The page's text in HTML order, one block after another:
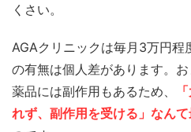
くさい。
AGAクリニックは毎月3万円
の有無は個人差があります。
薬品には副作用もあるため、
れず、副作用を受ける」なん